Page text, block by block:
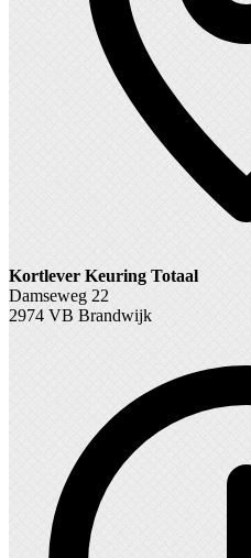
Kortlever Keuring Totaal
Damseweg 22
2974 VB Brandwijk